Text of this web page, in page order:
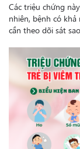
Các triệu chứng
nhiên, bệnh có
cần theo dõi sát